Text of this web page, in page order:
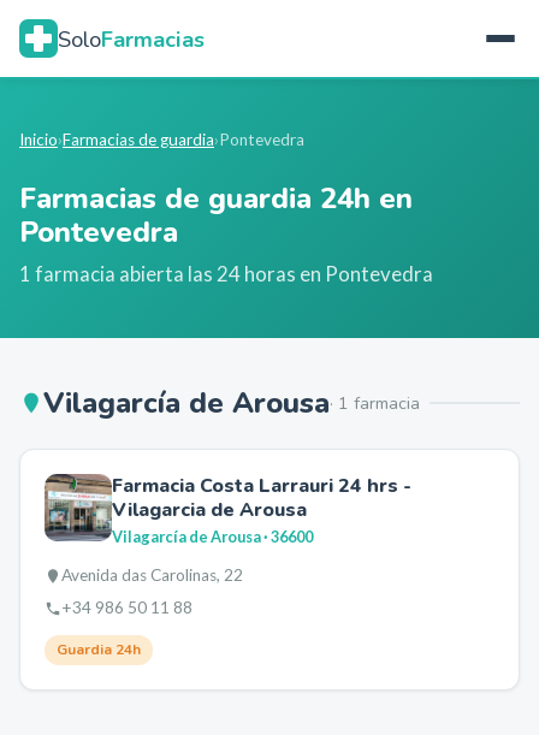
SoloFarmacias
Inicio›Farmacias de guardia›Pontevedra
Farmacias de guardia 24h en
Pontevedra
1 farmacia abierta las 24 horas en Pontevedra
Vilagarcía de Arousa· 1 farmacia
Farmacia Costa Larrauri 24 hrs -
Vilagarcia de Arousa
Vilagarcía de Arousa· 36600
Avenida das Carolinas, 22
+34 986 50 11 88
Guardia 24h